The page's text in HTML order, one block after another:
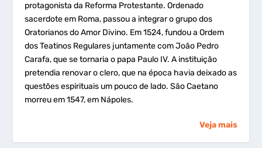
protagonista da Reforma Protestante. Ordenado
sacerdote em Roma, passou a integrar o grupo dos
Oratorianos do Amor Divino. Em 1524, fundou a Ordem
dos Teatinos Regulares juntamente com João Pedro
Carafa, que se tornaria o papa Paulo IV. A instituição
pretendia renovar o clero, que na época havia deixado as
questões espirituais um pouco de lado. São Caetano
morreu em 1547, em Nápoles.
Veja mais